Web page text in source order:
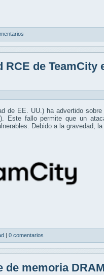
de TeamCity
de EE. UU.) ha advertido
Este fallo permite que un
Debido a la gravedad,
| 0 comentarios
de memoria